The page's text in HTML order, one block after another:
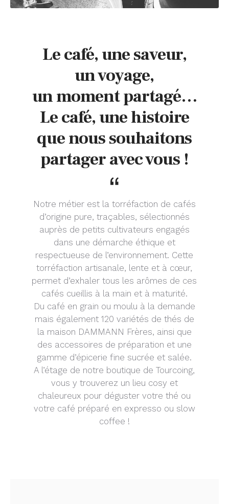
Le café, une saveur,
un voyage,
un moment partagé…
Le café, une histoire
que nous souhaitons
partager avec vous !
Notre métier est la torréfaction de cafés
d’origine pure, traçables, sélectionnés
auprès de petits cultivateurs engagés
dans une démarche éthique et
respectueuse de l’environnement. Cette
torréfaction artisanale, lente et à cœur,
permet d’exhaler tous les arômes de ces
cafés cueillis à la main et à maturité.
Du café en grain ou moulu à la demande
mais également 120 variétés de thés de
la maison DAMMANN Frères, ainsi que
des accessoires de préparation et une
gamme d’épicerie fine sucrée et salée.
A l’étage de notre boutique de Tourcoing,
vous y trouverez un lieu cosy et
chaleureux pour déguster votre thé ou
votre café préparé en expresso ou slow
coffee !